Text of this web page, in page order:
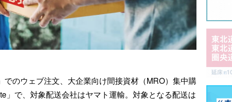
のウェブ注文、大企業向け間接資材（MRO）集中購
」で、対象配送会社はヤマト運輸。対象となる配送は